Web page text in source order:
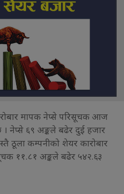
मापक नेप्से परिसूचक आज
नेप्से ६९ अङ्कले बढेर दुई हजार
ठूला कम्पनीको शेयर कारोबार
११.८१ अङ्कले बढेर ५४२.६३